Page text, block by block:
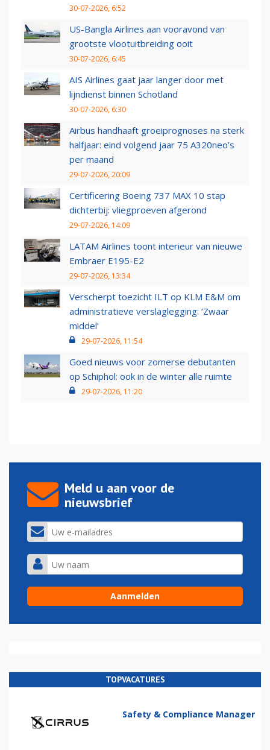
30-07-2026, 6:52
US-Bangla Airlines aan vooravond van
grootste vlootuitbreiding ooit
30-07-2026, 6:45
AIS Airlines gaat jaar langer door met
lijndienst binnen Schotland
30-07-2026, 6:30
Airbus handhaaft groeiprognoses na sterk
halfjaar: eind volgend jaar 75 A320neo’s
per maand
29-07-2026, 20:09
Certificering Boeing 737 MAX 10 stap
dichterbij: vliegproeven afgerond
29-07-2026, 14:09
LATAM Airlines toont interieur van nieuwe
Embraer E195-E2
29-07-2026, 13:34
Verscherpt toezicht ILT op KLM E&M om
administratieve verslaglegging: ‘Zwaar
middel’
29-07-2026, 11:54
Goed nieuws voor zomerse debutanten
op Schiphol: ook in de winter alle ruimte
29-07-2026, 11:20
Meld u aan voor de
nieuwsbrief
TOPVACATURES
Safety & Compliance Manager